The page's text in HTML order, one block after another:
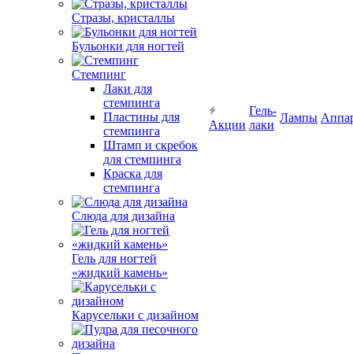
Стразы, кристаллы
Бульонки для ногтей
Стемпинг
Лаки для
стемпинга
Пластины для
стемпинга
Штамп и скребок
для стемпинга
Краска для
стемпинга
Слюда для дизайна
Гель для ногтей
«жидкий камень»
Карусельки с дизайном
Акции
Гель-
лаки
Лампы